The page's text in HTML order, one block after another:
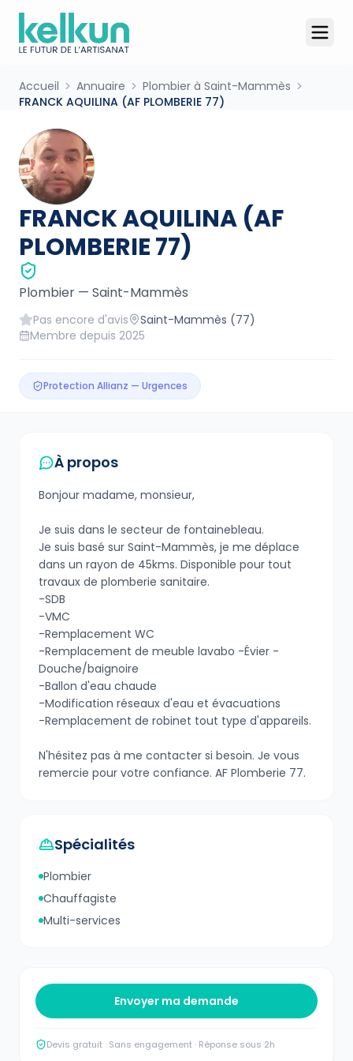
Accueil Annuaire
Plombier à Saint-Mammès
FRANCK AQUILINA (AF PLOMBERIE 77)
FRANCK AQUILINA (AF
PLOMBERIE 77)
Plombier — Saint-Mammès
Pas encore d'avis Saint-Mammès (77)
Membre depuis 2025
Protection Allianz — Urgences
À propos
Bonjour madame, monsieur,
Je suis dans le secteur de fontainebleau.
Je suis basé sur Saint-Mammès, je me déplace
dans un rayon de 45kms. Disponible pour tout
travaux de plomberie sanitaire.
-SDB
-VMC
-Remplacement WC
-Remplacement de meuble lavabo -Évier -
Douche/baignoire
-Ballon d'eau chaude
-Modification réseaux d'eau et évacuations
-Remplacement de robinet tout type d'appareils.
N'hésitez pas à me contacter si besoin. Je vous
remercie pour votre confiance. AF Plomberie 77.
Spécialités
Plombier
Chauffagiste
Multi-services
Envoyer ma demande
Devis gratuit · Sans engagement · Réponse sous 2h